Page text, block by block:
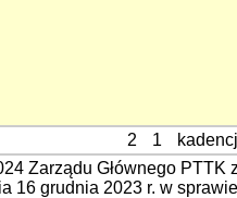
2 1
Zarządu Głównego
16 grudnia 2023 r. w